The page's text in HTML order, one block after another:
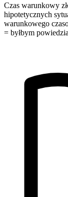
Czas warunkowy
hipotetycznych
warunkowego
= byłbym